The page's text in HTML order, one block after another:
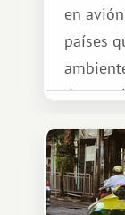
en
países
de esos